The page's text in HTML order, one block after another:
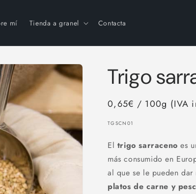
mí Tienda a granel Contacta
Trigo
0,65€ / 100g (IVA
SKU:
TGSCN01
El trigo sarraceno es
más consumido en
al que se le pueden dar
platos de carne y